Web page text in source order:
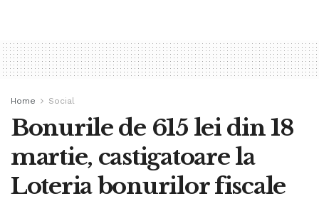
Home Social
Bonurile de 615 lei din 18
martie, castigatoare la
Loteria bonurilor fiscale